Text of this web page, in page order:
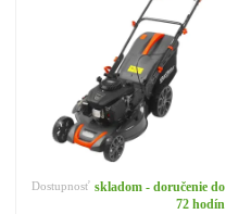
Dostupnosť skladom - doručenie do
72 hodín